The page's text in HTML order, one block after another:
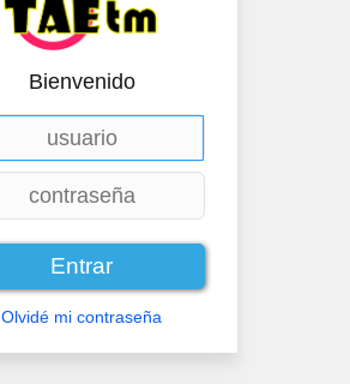
Bienvenido
Olvidé mi contraseña